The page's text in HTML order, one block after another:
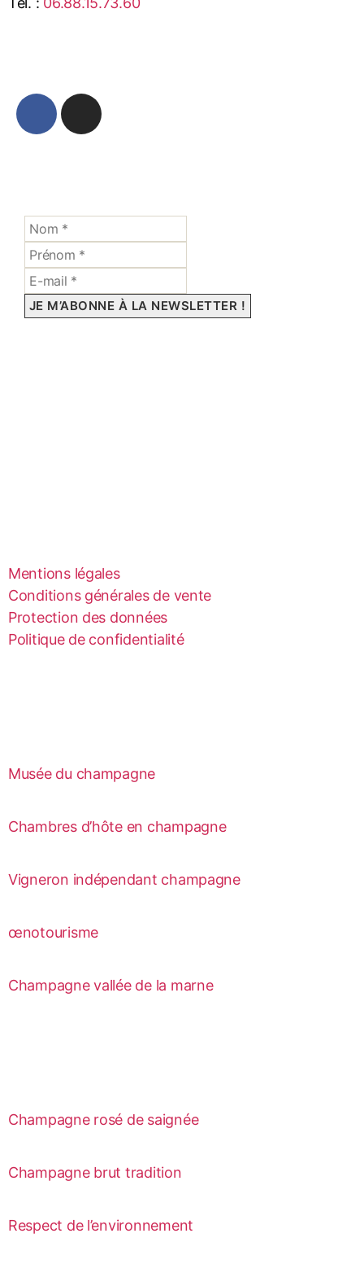
Mentions légales
Conditions générales de vente
Protection des données
Politique de confidentialité
Musée du champagne
Chambres d’hôte en champagne
Vigneron indépendant champagne
œnotourisme
Champagne vallée de la marne
Champagne rosé de saignée
Champagne brut tradition
Respect de l’environnement